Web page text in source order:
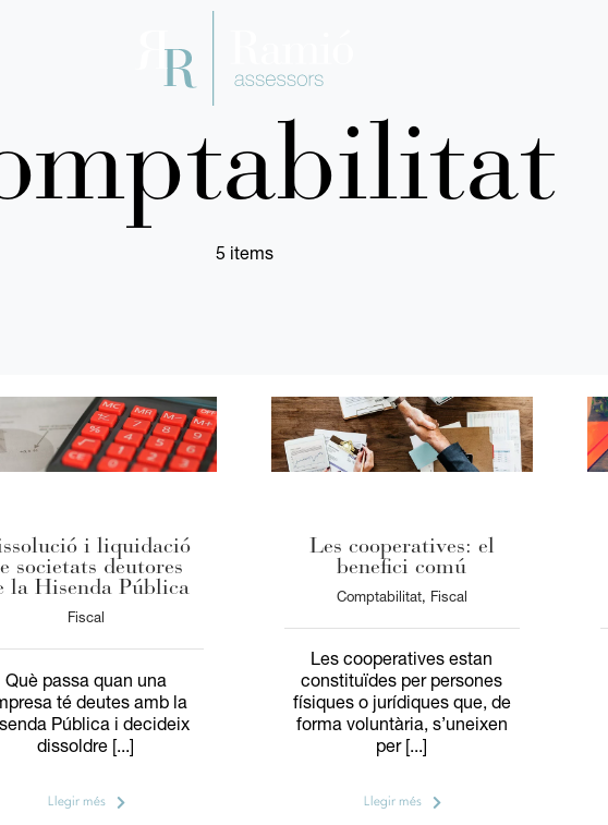
5 items
i liquidació
societats deutores
la Hisenda Pública
Fiscal
Què passa quan una
té deutes amb la
Pública i decideix
dissoldre [...]
Llegir més
Les cooperatives: el
benefici comú
Comptabilitat, Fiscal
Les cooperatives estan
constituïdes per persones
físiques o jurídiques que, de
forma voluntària, s’uneixen
per [...]
Llegir més